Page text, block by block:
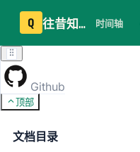
Q 往昔知识库 时间轴
Github
顶部
文档目录